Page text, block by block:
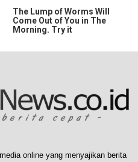
The Lump of Worms Will
Come Out of You in The
Morning. Try it
online yang menyajikan berita